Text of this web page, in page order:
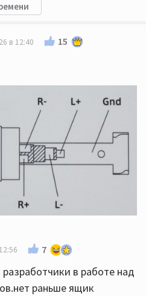
в 12:40 15
7
в работе над
раньше ящик